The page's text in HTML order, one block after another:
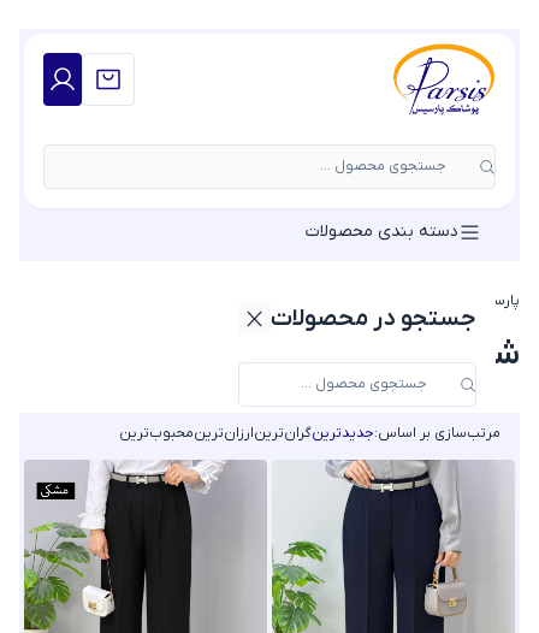
جستجوی محصول ...
جستجو در محصولات
دسته بندی محصولات
پارسیس مد
شلوار راسته زنانه
مرتب‌سازی بر اساس:جدیدترینگران‌ترینارزان‌ترینمحبوب‌ترین